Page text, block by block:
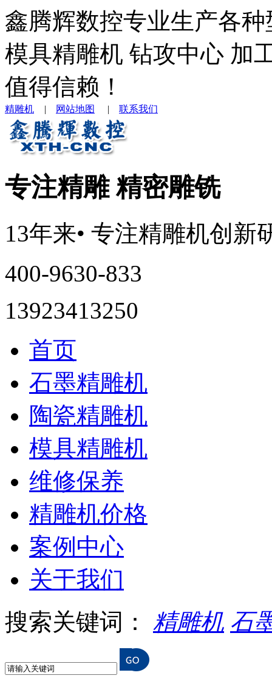
鑫腾辉数控专业生产各
模具精雕机 钻攻中心 加
值得信赖！
精雕机 | 网站地图 | 联系我们
专注精雕 精密雕铣
13年来• 专注精雕机创新
400-9630-833
13923413250
首页
石墨精雕机
陶瓷精雕机
模具精雕机
维修保养
精雕机价格
案例中心
关于我们
搜索关键词： 精雕机 石